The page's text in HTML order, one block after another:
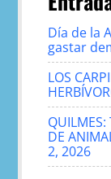
Día de la
gastar
LOS
QUILMES:
DE
2, 2026